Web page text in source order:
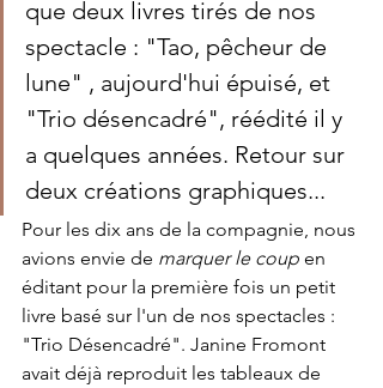
que deux livres tirés de nos
spectacle : "Tao, pêcheur de
lune" , aujourd'hui épuisé, et
"Trio désencadré", réédité il y
a quelques années. Retour sur
deux créations graphiques...
Pour les dix ans de la compagnie, nous
avions envie de marquer le coup en
éditant pour la première fois un petit
livre basé sur l'un de nos spectacles :
"Trio Désencadré". Janine Fromont
avait déjà reproduit les tableaux de